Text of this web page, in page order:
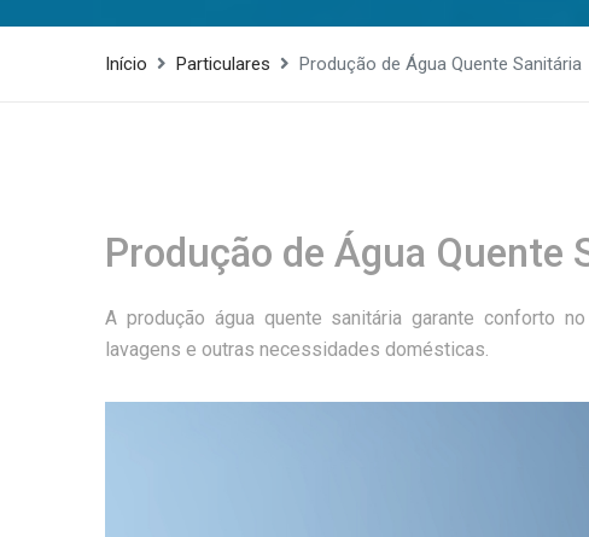
Início Particulares Produção de Água Quente Sanitária
Produção de Água Quente
A produção água quente sanitária garante conforto
lavagens e outras necessidades domésticas.